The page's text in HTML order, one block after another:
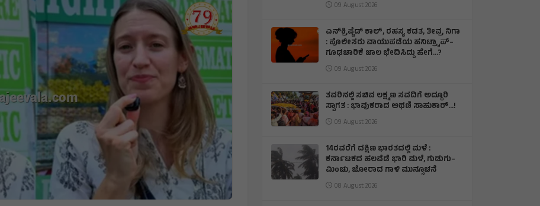
09 August 2026
ಎನ್‌ಕ್ರಿಪ್ಟೆಡ್‌ ಕಾಲ್‌, ರಹಸ್ಯ ಕಡತ, ತೀವ್ರ ನಿಗಾ
: ಪೊಲೀಸರು ವಾಯುಪಡೆಯ ಹನಿಟ್ರ್ಯಾಪ್–
ಗೂಢಚಾರಿಕೆ ಜಾಲ ಭೇದಿಸಿದ್ದು ಹೇಗೆ…?
09 August 2026
ತವರಿನಲ್ಲಿ ಸಚಿವ ಲಕ್ಷ್ಮಣ ಸವದಿಗೆ ಅದ್ಧೂರಿ
ಸ್ವಾಗತ : ಭಾವುಕರಾದ ಅಥಣಿ ಸಾಹುಕಾರ್...!
09 August 2026
14ರವರೆಗೆ ದಕ್ಷಿಣ ಭಾರತದಲ್ಲಿ ಮಳೆ :
ಕರ್ನಾಟಕದ ಹಲವೆಡೆ ಭಾರಿ ಮಳೆ, ಗುಡುಗು–
ಮಿಂಚು, ಜೋರಾದ ಗಾಳಿ ಮುನ್ಸೂಚನೆ
08 August 2026